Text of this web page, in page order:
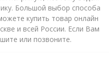
Большой выбор способа
купить товар онлайн
и всей России. Если Вам
или позвоните.